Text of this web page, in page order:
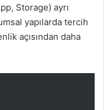
Storage) ayrı
yapılarda tercih
açısından daha